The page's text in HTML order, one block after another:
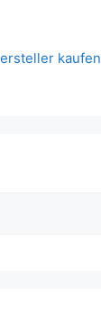
kaufen